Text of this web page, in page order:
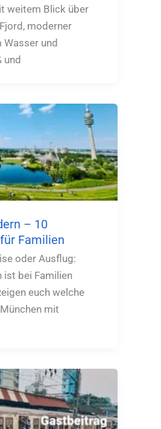
weitem Blick über
moderner
und
und
– 10
Familien
oder Ausflug:
ist bei Familien
euch welche
mit